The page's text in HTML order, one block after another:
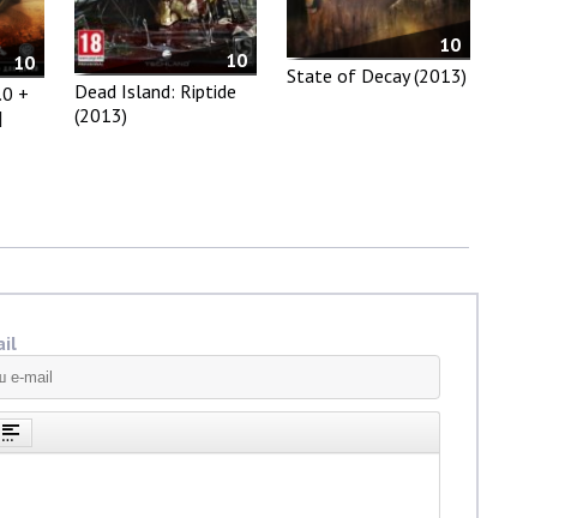
10
+
10
Dead Island: Riptide
(2013)
10
State of Decay (2013)